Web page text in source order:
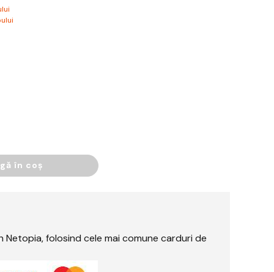
în coș
Netopia, folosind cele mai comune carduri de